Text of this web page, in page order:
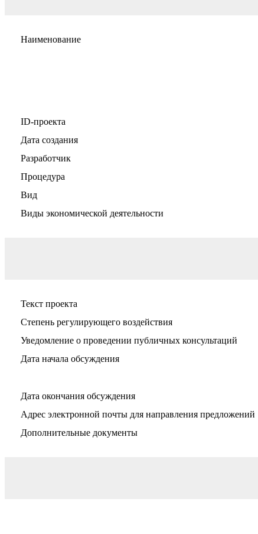
Наименование
ID-проекта
Дата создания
Разработчик
Процедура
Вид
Виды экономической деятельности
Текст проекта
Степень регулирующего воздействия
Уведомление о проведении публичных консультаций
Дата начала обсуждения
Дата окончания обсуждения
Адрес электронной почты для направления предложений
Дополнительные документы